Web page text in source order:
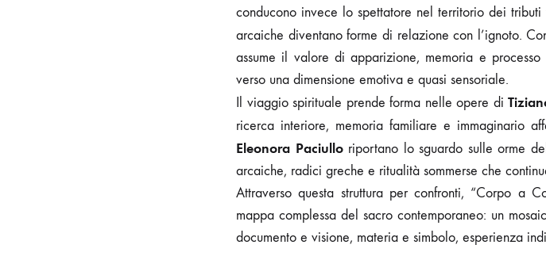
conducono invece lo spettatore nel territorio dei
arcaiche diventano forme di relazione con l’ignoto.
assume il valore di apparizione, memoria e
verso una dimensione emotiva e quasi sensoriale.
Il viaggio spirituale prende forma nelle opere di
ricerca interiore, memoria familiare e immaginario
Eleonora Paciulloriportano lo sguardo sulle orme
arcaiche, radici greche e ritualità sommerse che
Attraverso questa struttura per confronti, “Corpo a
mappa complessa del sacro contemporaneo: un
documento e visione, materia e simbolo, esperienza